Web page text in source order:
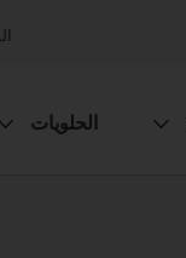
الحلويات